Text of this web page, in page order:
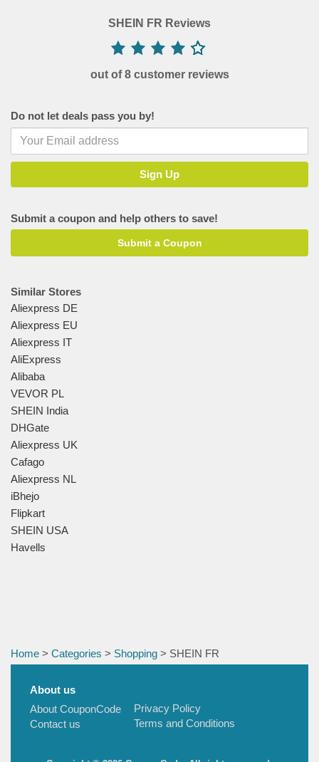
SHEIN FR Reviews
out of 8 customer reviews
Do not let deals pass you by!
Submit a coupon and help others to save!
Submit a Coupon
Similar Stores
Aliexpress DE
Aliexpress EU
Aliexpress IT
AliExpress
Alibaba
VEVOR PL
SHEIN India
DHGate
Aliexpress UK
Cafago
Aliexpress NL
iBhejo
Flipkart
SHEIN USA
Havells
Home > Categories > Shopping > SHEIN FR
About us
About CouponCode
Contact us
Privacy Policy
Terms and Conditions